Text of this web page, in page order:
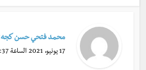
محمد فتحي حسن كجه
17 يونيو، 2021 الساعة 20:37